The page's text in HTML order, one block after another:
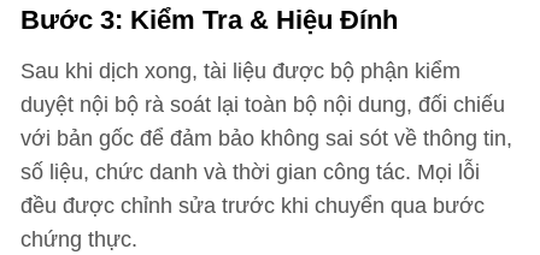
Bước 3: Kiểm Tra & Hiệu Đính
Sau khi dịch xong, tài liệu được bộ phận kiểm
duyệt nội bộ rà soát lại toàn bộ nội dung, đối chiếu
với bản gốc để đảm bảo không sai sót về thông tin,
số liệu, chức danh và thời gian công tác. Mọi lỗi
đều được chỉnh sửa trước khi chuyển qua bước
chứng thực.